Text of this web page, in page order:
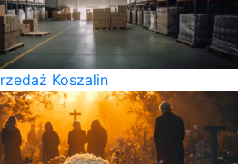
Koszalin